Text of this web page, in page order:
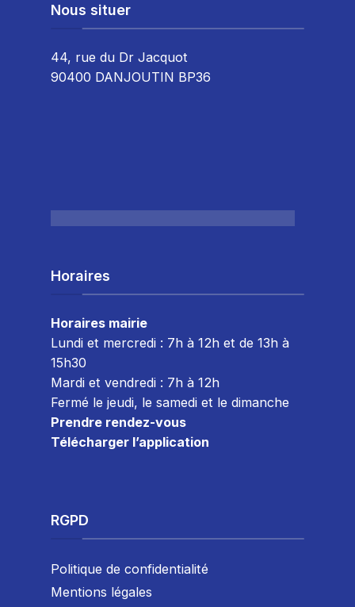
Nous situer
44, rue du Dr Jacquot
90400 DANJOUTIN BP36
Horaires
Horaires mairie
Lundi et mercredi : 7h à 12h et de 13h à
15h30
Mardi et vendredi : 7h à 12h
Fermé le jeudi, le samedi et le dimanche
Prendre rendez-vous
Télécharger l’application
RGPD
Politique de confidentialité
Mentions légales